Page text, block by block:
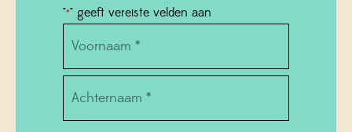
"*" geeft vereiste velden aan